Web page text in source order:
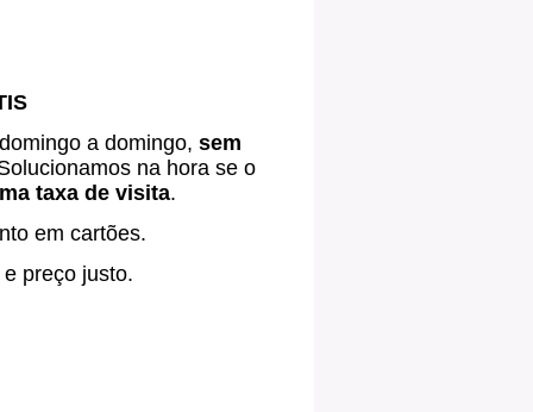
a domingo, sem
na hora se o
taxa de visita.
em cartões.
preço justo.